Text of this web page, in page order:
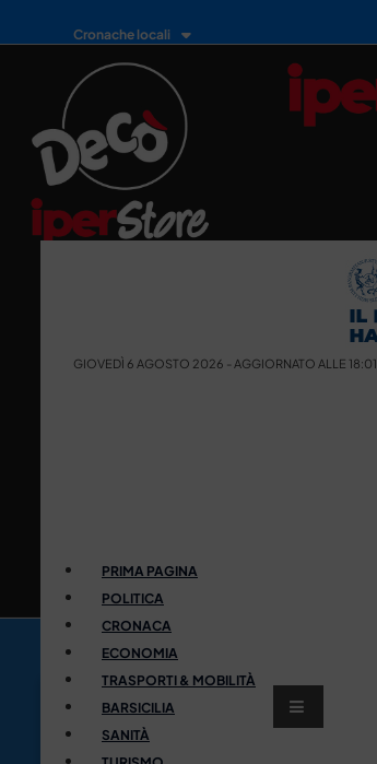
Cronache locali
GIOVEDÌ 6 AGOSTO 2026 - AGGIORNATO ALLE 18:01
PRIMA PAGINA
POLITICA
CRONACA
ECONOMIA
TRASPORTI & MOBILITÀ
BARSICILIA
SANITÀ